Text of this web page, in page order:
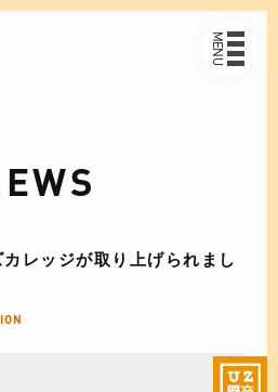
MENU
レッジが取り上げられまし